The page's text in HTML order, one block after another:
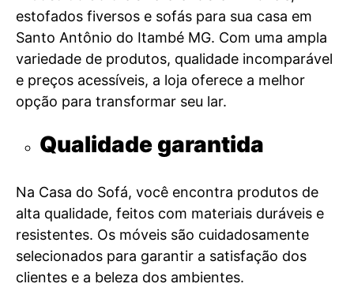
estofados fiversos e sofás para sua casa em
Santo Antônio do Itambé MG. Com uma ampla
variedade de produtos, qualidade incomparável
e preços acessíveis, a loja oferece a melhor
opção para transformar seu lar.
Qualidade garantida
Na Casa do Sofá, você encontra produtos de
alta qualidade, feitos com materiais duráveis e
resistentes. Os móveis são cuidadosamente
selecionados para garantir a satisfação dos
clientes e a beleza dos ambientes.